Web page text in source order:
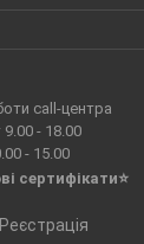
call-центра
- 18.00
- 15.00
сертифікати⭐
Реєстрація